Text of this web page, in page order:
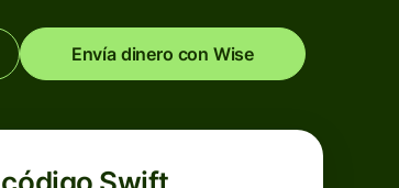
Envía dinero con Wise